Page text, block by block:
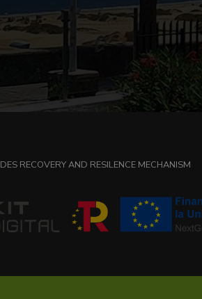
RECOVERY AND RESILENCE MECHANISM